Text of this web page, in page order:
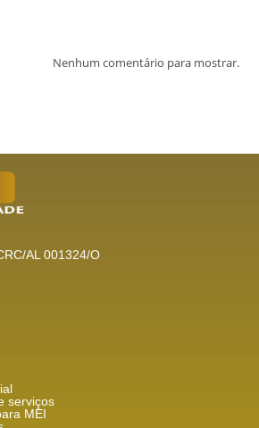
Nenhum comentário para mostrar.
AL 001324/O
serviços
MEI